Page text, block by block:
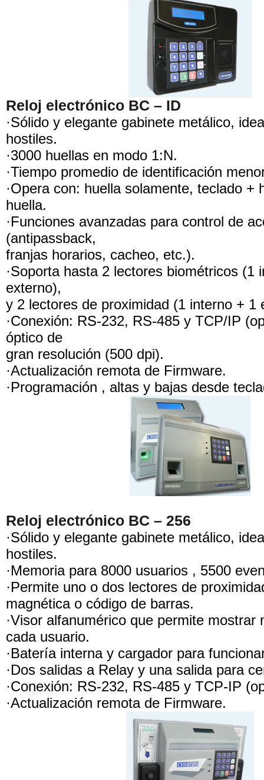
Reloj electrónico BC – ID
·Sólido y elegante gabinete metálico,
hostiles.
·3000 huellas en modo 1:N.
·Tiempo promedio de identificación
·Opera con: huella solamente, teclado +
huella.
·Funciones avanzadas para control de
(antipassback,
franjas horarios, cacheo, etc.).
·Soporta hasta 2 lectores biométricos (1
externo),
y 2 lectores de proximidad (1 interno + 1
·Conexión: RS-232, RS-485 y TCP/IP
óptico de
gran resolución (500 dpi).
·Actualización remota de Firmware.
·Programación , altas y bajas desde
Reloj electrónico BC – 256
·Sólido y elegante gabinete metálico,
hostiles.
·Memoria para 8000 usuarios , 5500
·Permite uno o dos lectores de
magnética o código de barras.
·Visor alfanumérico que permite mostrar
cada usuario.
·Batería interna y cargador para
·Dos salidas a Relay y una salida para
·Conexión: RS-232, RS-485 y TCP-IP
·Actualización remota de Firmware.